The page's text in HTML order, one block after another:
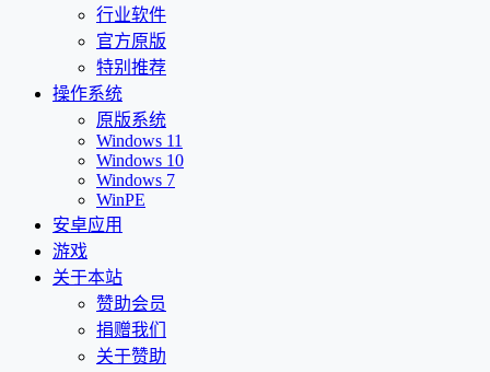
行业软件
官方原版
特别推荐
操作系统
原版系统
Windows 11
Windows 10
Windows 7
WinPE
安卓应用
游戏
关于本站
赞助会员
捐赠我们
关于赞助